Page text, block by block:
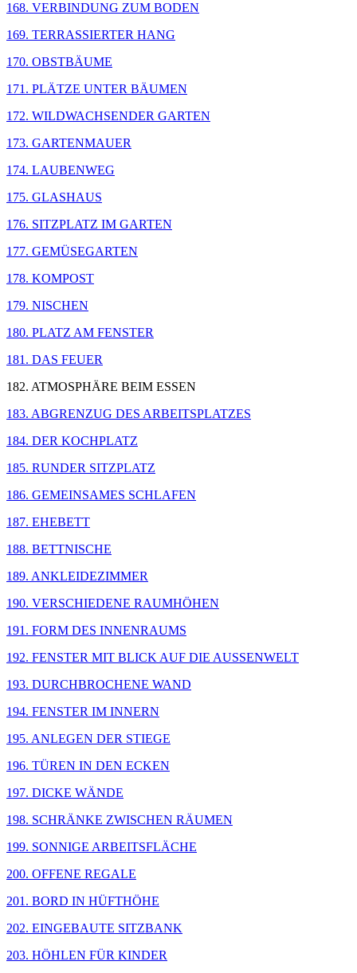
168. VERBINDUNG ZUM BODEN
169. TERRASSIERTER HANG
170. OBSTBÄUME
171. PLÄTZE UNTER BÄUMEN
172. WILDWACHSENDER GARTEN
173. GARTENMAUER
174. LAUBENWEG
175. GLASHAUS
176. SITZPLATZ IM GARTEN
177. GEMÜSEGARTEN
178. KOMPOST
179. NISCHEN
180. PLATZ AM FENSTER
181. DAS FEUER
182. ATMOSPHÄRE BEIM ESSEN
183. ABGRENZUG DES ARBEITSPLATZES
184. DER KOCHPLATZ
185. RUNDER SITZPLATZ
186. GEMEINSAMES SCHLAFEN
187. EHEBETT
188. BETTNISCHE
189. ANKLEIDEZIMMER
190. VERSCHIEDENE RAUMHÖHEN
191. FORM DES INNENRAUMS
192. FENSTER MIT BLICK AUF DIE AUSSENWELT
193. DURCHBROCHENE WAND
194. FENSTER IM INNERN
195. ANLEGEN DER STIEGE
196. TÜREN IN DEN ECKEN
197. DICKE WÄNDE
198. SCHRÄNKE ZWISCHEN RÄUMEN
199. SONNIGE ARBEITSFLÄCHE
200. OFFENE REGALE
201. BORD IN HÜFTHÖHE
202. EINGEBAUTE SITZBANK
203. HÖHLEN FÜR KINDER